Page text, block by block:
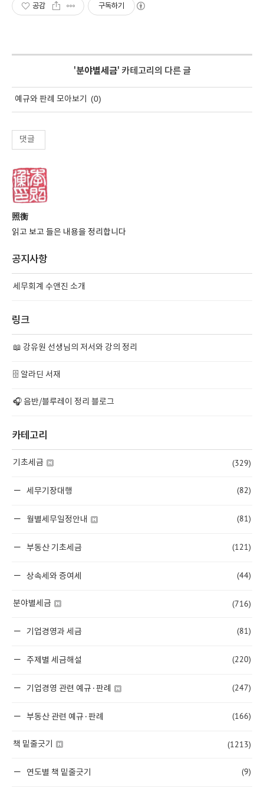
공감 구독하기
'분야별세금' 카테고리의 다른 글
예규와 판례 모아보기 (0)
댓글
照衡
읽고 보고 들은 내용을 정리합니다
공지사항
세무회계 수앤진 소개
링크
📖 강유원 선생님의 저서와 강의 정리
🗄️ 알라딘 서재
🎧 음반/블루레이 정리 블로그
카테고리
기초세금 (329)
세무기장대행 (82)
월별세무일정안내 (81)
부동산 기초세금 (121)
상속세와 증여세 (44)
분야별세금 (716)
기업경영과 세금 (81)
주제별 세금해설 (220)
기업경영 관련 예규·판례 (247)
부동산 관련 예규·판례 (166)
책 밑줄긋기 (1213)
연도별 책 밑줄긋기 (9)